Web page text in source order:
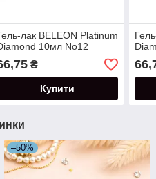
лак BELEON Platinum
10мл No12
₴
Купити
–50%